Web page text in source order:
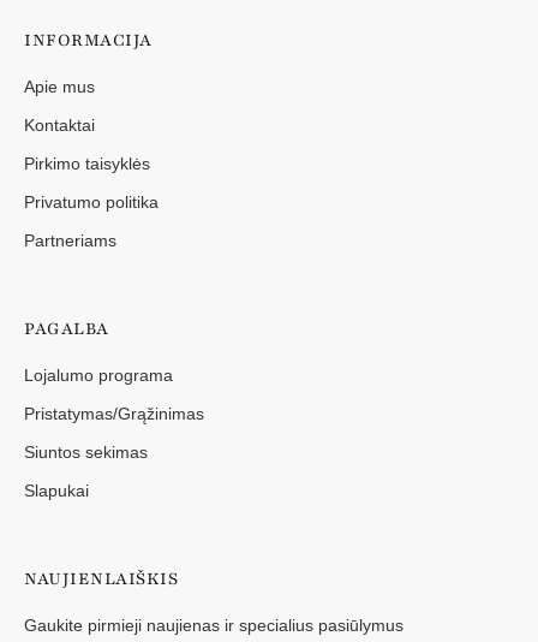
INFORMACIJA
Apie mus
Kontaktai
Pirkimo taisyklės
Privatumo politika
Partneriams
PAGALBA
Lojalumo programa
Pristatymas/Grąžinimas
Siuntos sekimas
Slapukai
NAUJIENLAIŠKIS
Gaukite pirmieji naujienas ir specialius pasiūlymus